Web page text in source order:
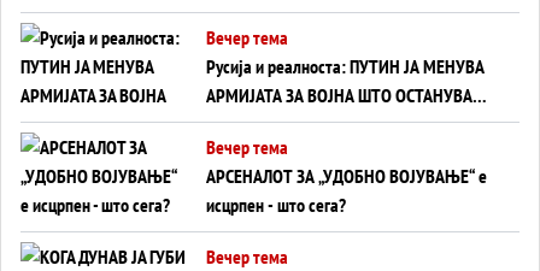
тајните на политиката на балансирање
на Вучиќ
Вечер тема
Русија и реалноста: ПУТИН ЈА МЕНУВА
АРМИЈАТА ЗА ВОЈНА ШТО ОСТАНУВА
БЕЗ ФРОНТ
Вечер тема
АРСЕНАЛОТ ЗА „УДОБНО ВОЈУВАЊЕ“ е
исцрпен - што сега?
Вечер тема